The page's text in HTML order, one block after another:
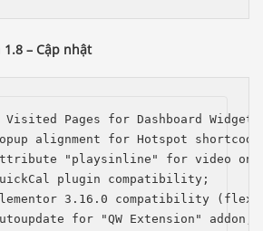
– Cập nhật
Visited Pages for Dashboard Widget;
alignment for Hotspot
"playsinline" for video on
plugin compatibility;
3.16.0 compatibility
for "QW Extension" addon;